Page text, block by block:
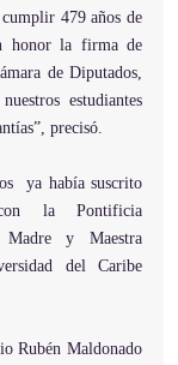
479 años de
honor la firma de
de Diputados,
estudiantes
precisó.
ya había suscrito
la Pontificia
Madre y Maestra
del Caribe
Rubén Maldonado